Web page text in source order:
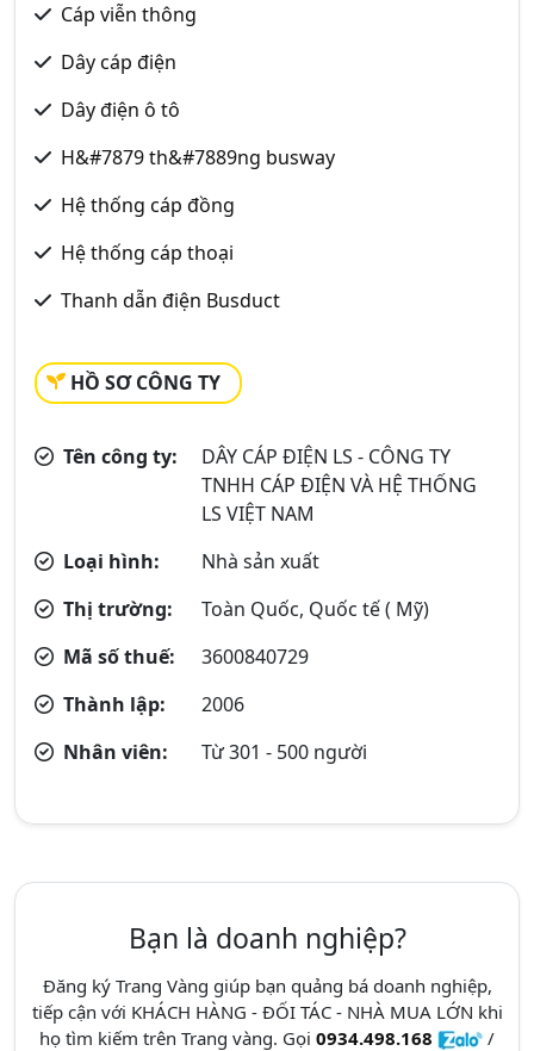
Cáp viễn thông
Dây cáp điện
Dây điện ô tô
H&#7879 th&#7889ng busway
Hệ thống cáp đồng
Hệ thống cáp thoại
Thanh dẫn điện Busduct
HỒ SƠ CÔNG TY
Tên công ty:
DÂY CÁP ĐIỆN LS - CÔNG TY
TNHH CÁP ĐIỆN VÀ HỆ THỐNG
LS VIỆT NAM
Loại hình:
Nhà sản xuất
Thị trường:
Toàn Quốc, Quốc tế ( Mỹ)
Mã số thuế:
3600840729
Thành lập:
2006
Nhân viên:
Từ 301 - 500 người
Bạn là doanh nghiệp?
Đăng ký Trang Vàng giúp bạn quảng bá doanh nghiệp,
tiếp cận với KHÁCH HÀNG - ĐỐI TÁC - NHÀ MUA LỚN khi
họ tìm kiếm trên Trang vàng. Gọi 0934.498.168
/